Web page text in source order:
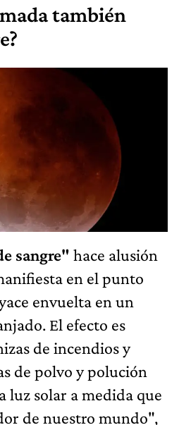
también
sangre" hace alusión
en el punto
envuelta en un
El efecto es
de incendios y
de polvo y polución
luz solar a medida que
de nuestro mundo",